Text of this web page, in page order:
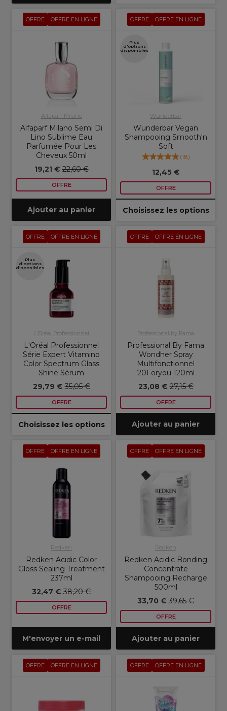
OFFRE OFFRE EN LIGNE
Alfaparf Milano
Alfaparf Milano Semi Di
Lino Sublime Eau
Parfumée Pour Les
Cheveux 50ml
19,21 €22,60 €
OFFRE
Ajouter au panier
OFFRE OFFRE EN LIGNE
Plus
d'options
disponibles
Wunderbar
Wunderbar Vegan
Shampooing Smooth'n
Soft
(18)
12,45 €
OFFRE
Choisissez les options
OFFRE OFFRE EN LIGNE
Plus
d'options
disponibles
L'Oréal Professionnel
L'Oréal Professionnel
Série Expert Vitamino
Color Spectrum Glass
Shine Sérum
29,79 €35,05 €
OFFRE
Choisissez les options
OFFRE OFFRE EN LIGNE
Professional by Fama
Professional By Fama
Wondher Spray
Multifonctionnel
20Foryou 120ml
23,08 €27,15 €
OFFRE
Ajouter au panier
OFFRE OFFRE EN LIGNE
Redken
Redken Acidic Color
Gloss Sealing Treatment
237ml
32,47 € 38,20 €
OFFRE
M'envoyer un e-mail
OFFRE OFFRE EN LIGNE
Redken
Redken Acidic Bonding
Concentrate
Shampooing Recharge
500ml
33,70 € 39,65 €
OFFRE
Ajouter au panier
OFFRE OFFRE EN LIGNE OFFRE OFFRE EN LIGNE